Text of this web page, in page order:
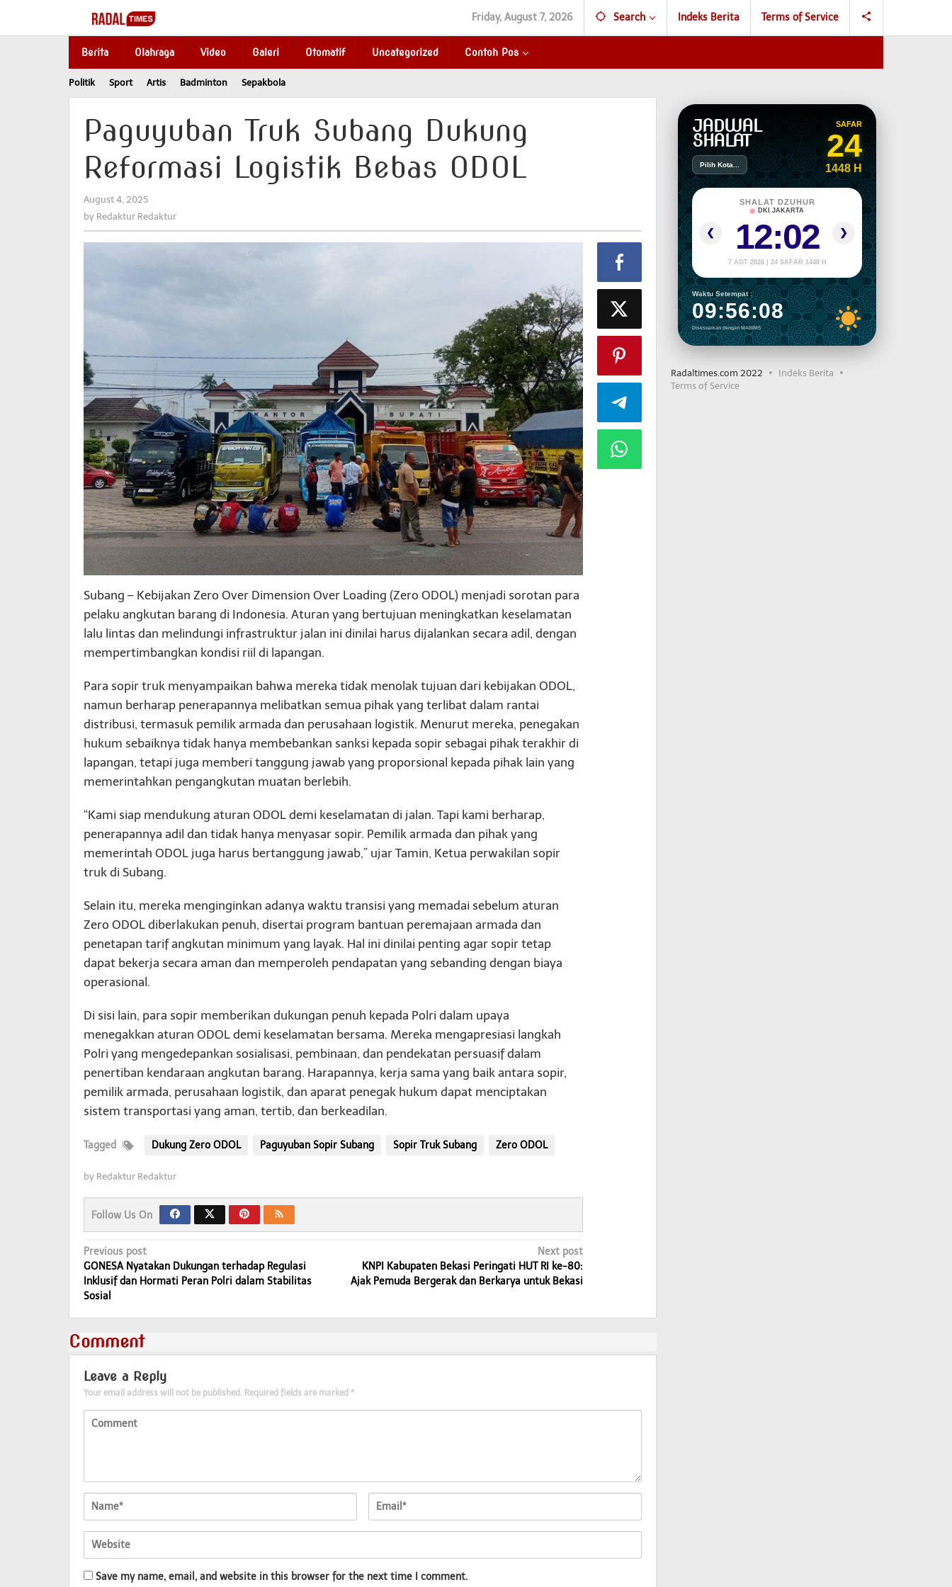
content
Friday, August 7, 2026 Search Indeks Berita Terms of Service
Berita Olahraga Video Galeri Otomatif Uncategorized Contoh Pos
Politik Sport Artis Badminton Sepakbola
Paguyuban Truk Subang Dukung
Reformasi Logistik Bebas ODOL
August 4, 2025
Redaktur
by Redaktur Redaktur
Subang – Kebijakan Zero Over Dimension Over Loading (Zero ODOL) menjadi sorotan para
pelaku angkutan barang di Indonesia. Aturan yang bertujuan meningkatkan keselamatan
lalu lintas dan melindungi infrastruktur jalan ini dinilai harus dijalankan secara adil, dengan
mempertimbangkan kondisi riil di lapangan.
Para sopir truk menyampaikan bahwa mereka tidak menolak tujuan dari kebijakan ODOL,
namun berharap penerapannya melibatkan semua pihak yang terlibat dalam rantai
distribusi, termasuk pemilik armada dan perusahaan logistik. Menurut mereka, penegakan
hukum sebaiknya tidak hanya membebankan sanksi kepada sopir sebagai pihak terakhir di
lapangan, tetapi juga memberi tanggung jawab yang proporsional kepada pihak lain yang
memerintahkan pengangkutan muatan berlebih.
“Kami siap mendukung aturan ODOL demi keselamatan di jalan. Tapi kami berharap,
penerapannya adil dan tidak hanya menyasar sopir. Pemilik armada dan pihak yang
memerintah ODOL juga harus bertanggung jawab,” ujar Tamin, Ketua perwakilan sopir
truk di Subang.
Selain itu, mereka menginginkan adanya waktu transisi yang memadai sebelum aturan
Zero ODOL diberlakukan penuh, disertai program bantuan peremajaan armada dan
penetapan tarif angkutan minimum yang layak. Hal ini dinilai penting agar sopir tetap
dapat bekerja secara aman dan memperoleh pendapatan yang sebanding dengan biaya
operasional.
Di sisi lain, para sopir memberikan dukungan penuh kepada Polri dalam upaya
menegakkan aturan ODOL demi keselamatan bersama. Mereka mengapresiasi langkah
Polri yang mengedepankan sosialisasi, pembinaan, dan pendekatan persuasif dalam
penertiban kendaraan angkutan barang. Harapannya, kerja sama yang baik antara sopir,
pemilik armada, perusahaan logistik, dan aparat penegak hukum dapat menciptakan
sistem transportasi yang aman, tertib, dan berkeadilan.
Tagged Dukung Zero ODOL Paguyuban Sopir Subang Sopir Truk Subang Zero ODOL
by Redaktur Redaktur
Follow Us On
Post
navigation
Previous post
GONESA Nyatakan Dukungan terhadap Regulasi
Inklusif dan Hormati Peran Polri dalam Stabilitas
Sosial
Next post
KNPI Kabupaten Bekasi Peringati HUT RI ke-80:
Ajak Pemuda Bergerak dan Berkarya untuk Bekasi
Comment
Leave a Reply
Your email address will not be published. Required fields are marked *
Save my name, email, and website in this browser for the next time I comment.
JADWAL
SHALAT
Pilih Kota...
SAFAR
24
1448 H
❮
SHALAT DZUHUR
DKI JAKARTA
12:02
7 AGT 2026 | 24 SAFAR 1448 H
❯
Waktu Setempat :
09:56:09
Disesuaikan dengan MABIMS
Radaltimes.com 2022
Indeks Berita
Terms of Service